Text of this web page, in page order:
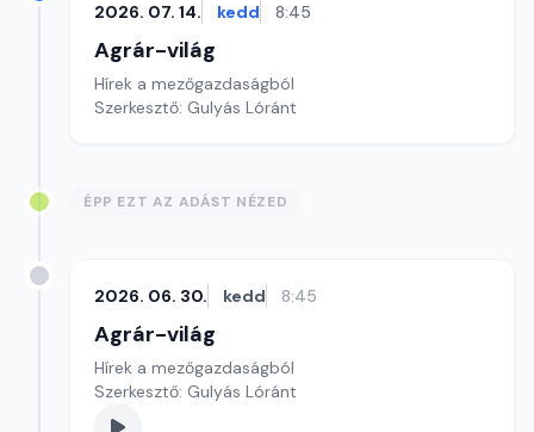
2026. 07. 14. kedd 8:45
Agrár-világ
Hírek a mezőgazdaságból
Szerkesztő: Gulyás Lóránt
ÉPP EZT AZ ADÁST NÉZED
2026. 06. 30. kedd 8:45
Agrár-világ
Hírek a mezőgazdaságból
Szerkesztő: Gulyás Lóránt